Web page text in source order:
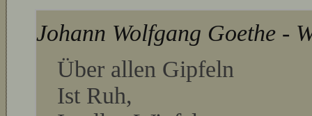
Johann Wolfgang Goethe -
Über allen Gipfeln
Ist Ruh,